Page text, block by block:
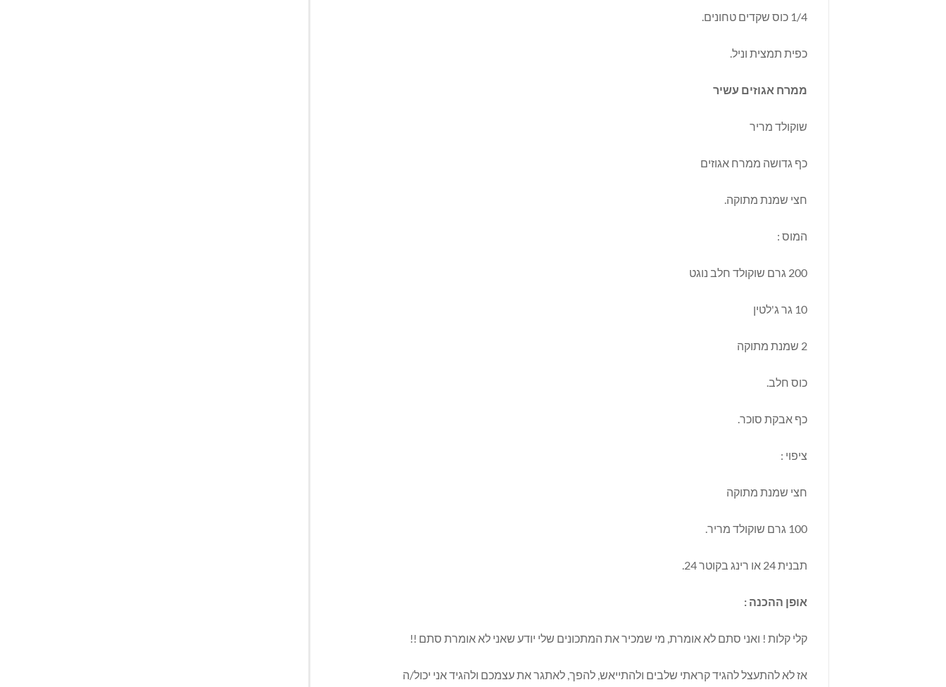
1/4 כוס שקדים טחונים.
כפית תמצית וניל.
ממרח אגוזים עשיר
שוקולד מריר
כף גדושה ממרח אגוזים
חצי שמנת מתוקה.
המוס :
200 גרם שוקולד חלב נוגט
10 גר ג'לטין
2 שמנת מתוקה
כוס חלב.
כף אבקת סוכר.
ציפוי :
חצי שמנת מתוקה
100 גרם שוקולד מריר.
תבנית 24 או רינג בקוטר 24.
אופן ההכנה :
קלי קלות ! ואני סתם לא אומרת, מי שמכיר את המתכונים שלי יודע שאני לא אומרת סתם !!
אז לא להתעצל להגיד קראתי שלבים ולהתייאש, להפך, לאתגר את עצמכם ולהגיד אני יכול/ה